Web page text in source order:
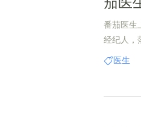
番茄医生
经纪人，
入技术和
医生